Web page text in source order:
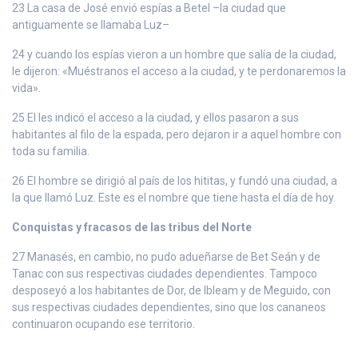
23 La casa de José envió espías a Betel –la ciudad que
antiguamente se llamaba Luz–
24 y cuando los espías vieron a un hombre que salía de la ciudad,
le dijeron: «Muéstranos el acceso a la ciudad, y te perdonaremos la
vida».
25 El les indicó el acceso a la ciudad, y ellos pasaron a sus
habitantes al filo de la espada, pero dejaron ir a aquel hombre con
toda su familia.
26 El hombre se dirigió al país de los hititas, y fundó una ciudad, a
la que llamó Luz. Este es el nombre que tiene hasta el día de hoy.
Conquistas y fracasos de las tribus del Norte
27 Manasés, en cambio, no pudo adueñarse de Bet Seán y de
Tanac con sus respectivas ciudades dependientes. Tampoco
desposeyó a los habitantes de Dor, de Ibleam y de Meguido, con
sus respectivas ciudades dependientes, sino que los cananeos
continuaron ocupando ese territorio.